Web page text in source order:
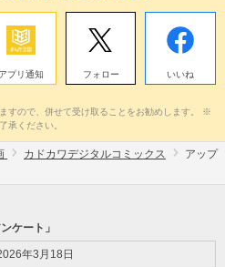
アプリ通知 フォロー いいね
すので、併せて受け取ることをお勧めします。 ※
承ください。
カドカワデジタルコミックス
アップ
ケート」
年3月18日